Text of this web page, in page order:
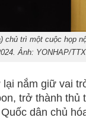
chủ trì một cuộc họp
Ảnh: YONHAP/
lại nắm giữ vai
trở thành thủ
dân chủ